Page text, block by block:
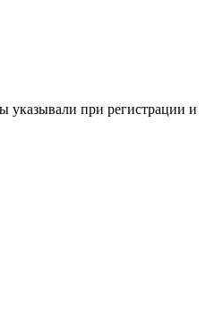
указывали при регистрации и